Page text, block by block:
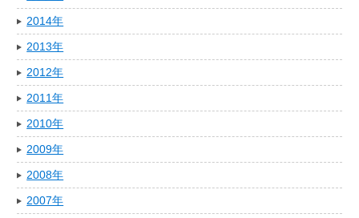
2014年
2013年
2012年
2011年
2010年
2009年
2008年
2007年